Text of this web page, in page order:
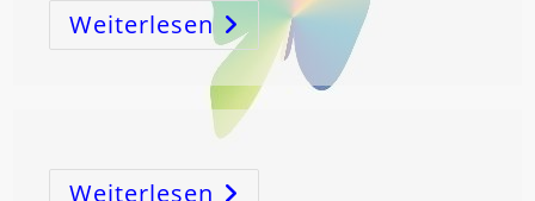
Weiterlesen3
–
6
–
9
Kosmischen
Schöpfungszahlen!
Weiterlesen